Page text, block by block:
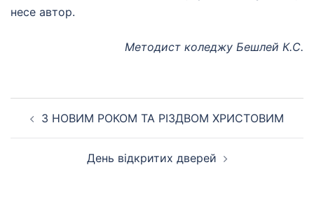
несе автор.
Методист коледжу Бешлей К.С.
З НОВИМ РОКОМ ТА РІЗДВОМ ХРИСТОВИМ
День відкритих дверей